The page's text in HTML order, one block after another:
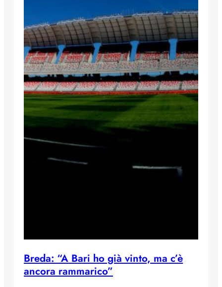
Breda: “A Bari ho già vinto, ma c’è
ancora rammarico”